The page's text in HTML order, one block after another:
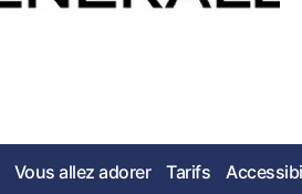
Vous allez adorer Tarifs